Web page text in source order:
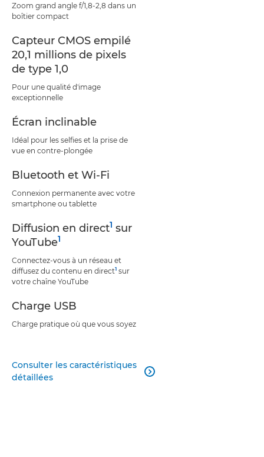
Zoom grand angle f/1,8-2,8 dans un
boîtier compact
Capteur CMOS empilé
20,1 millions de pixels
de type 1,0
Pour une qualité d'image
exceptionnelle
Écran inclinable
Idéal pour les selfies et la prise de
vue en contre-plongée
Bluetooth et Wi-Fi
Connexion permanente avec votre
smartphone ou tablette
Diffusion en direct1 sur
YouTube1
Connectez-vous à un réseau et
diffusez du contenu en direct1 sur
votre chaîne YouTube
Charge USB
Charge pratique où que vous soyez
Consulter les caractéristiques
détaillées
